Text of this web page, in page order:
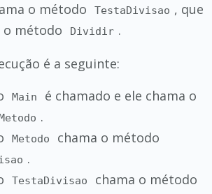
o método
TestaDivisao , que
o método
Dividir .
é a seguinte:
Main
é chamado e ele chama o
.
Metodo chama o método
.
TestaDivisao
chama o método